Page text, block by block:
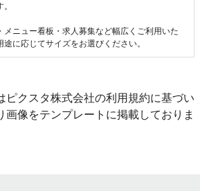
メニュー看板・求人募集など幅広くご利用いた
に応じてサイズをお選びください。
ピクスタ株式会社の利用規約に基づい
画像をテンプレートに掲載しておりま